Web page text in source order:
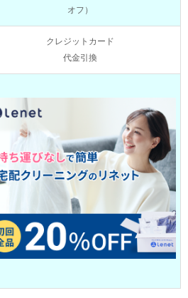
オフ）
クレジットカード
代金引換